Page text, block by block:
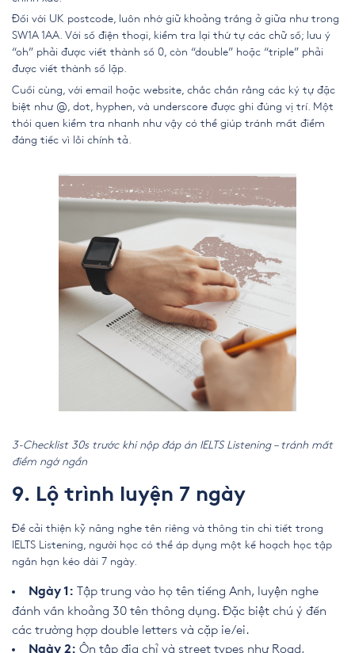
Đối với UK postcode, luôn nhớ giữ khoảng trắng ở giữa như trong
SW1A 1AA. Với số điện thoại, kiểm tra lại thứ tự các chữ số; lưu ý
“oh” phải được viết thành số 0, còn “double” hoặc “triple” phải
được viết thành số lặp.
Cuối cùng, với email hoặc website, chắc chắn rằng các ký tự đặc
biệt như @, dot, hyphen, và underscore được ghi đúng vị trí. Một
thói quen kiểm tra nhanh như vậy có thể giúp tránh mất điểm
đáng tiếc vì lỗi chính tả.
3-Checklist 30s trước khi nộp đáp án IELTS Listening – tránh mất
điểm ngớ ngẩn
9. Lộ trình luyện 7 ngày
Để cải thiện kỹ năng nghe tên riêng và thông tin chi tiết trong
IELTS Listening, người học có thể áp dụng một kế hoạch học tập
ngắn hạn kéo dài 7 ngày.
Ngày 1: Tập trung vào họ tên tiếng Anh, luyện nghe
đánh vần khoảng 30 tên thông dụng. Đặc biệt chú ý đến
các trường hợp double letters và cặp ie/ei.
Ngày 2: Ôn tập địa chỉ và street types như Road,